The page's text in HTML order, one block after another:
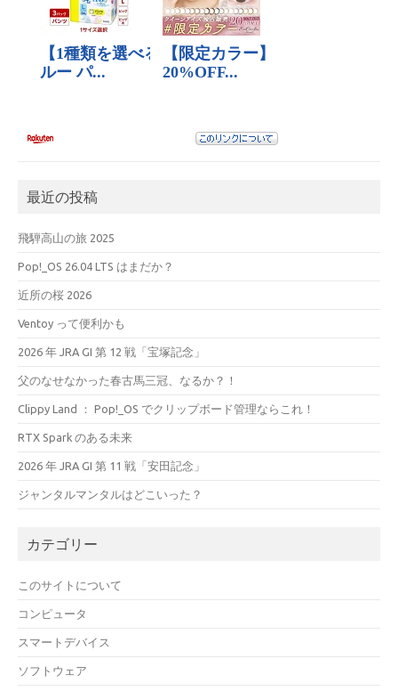
最近の投稿
飛騨高山の旅 2025
Pop!_OS 26.04 LTS はまだか？
近所の桜 2026
Ventoy って便利かも
2026 年 JRA GI 第 12 戦「宝塚記念」
父のなせなかった春古馬三冠、なるか？！
Clippy Land ： Pop!_OS でクリップボード管理ならこれ！
RTX Spark のある未来
2026 年 JRA GI 第 11 戦「安田記念」
ジャンタルマンタルはどこいった？
カテゴリー
このサイトについて
コンピュータ
スマートデバイス
ソフトウェア